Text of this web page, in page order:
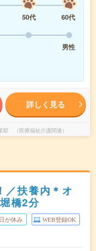
50代
60代
男性
詳しく見る
（医療福祉介護関連）
／扶養内＊オ
橋2分
が休み WEB登録OK